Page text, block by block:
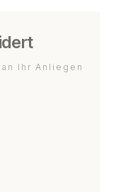
Ihr Anliegen